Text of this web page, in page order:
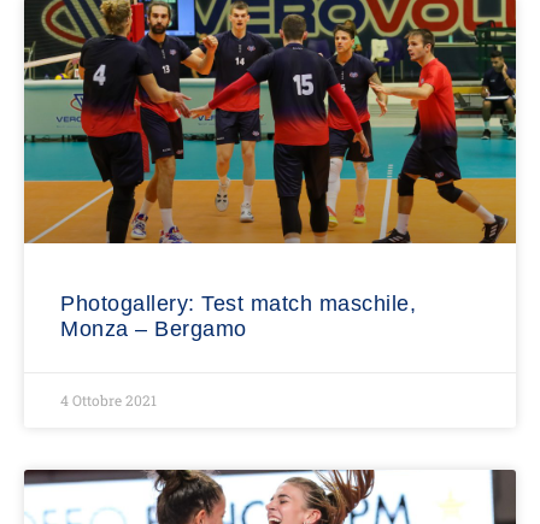
Photogallery: Test match maschile,
Monza – Bergamo
4 Ottobre 2021